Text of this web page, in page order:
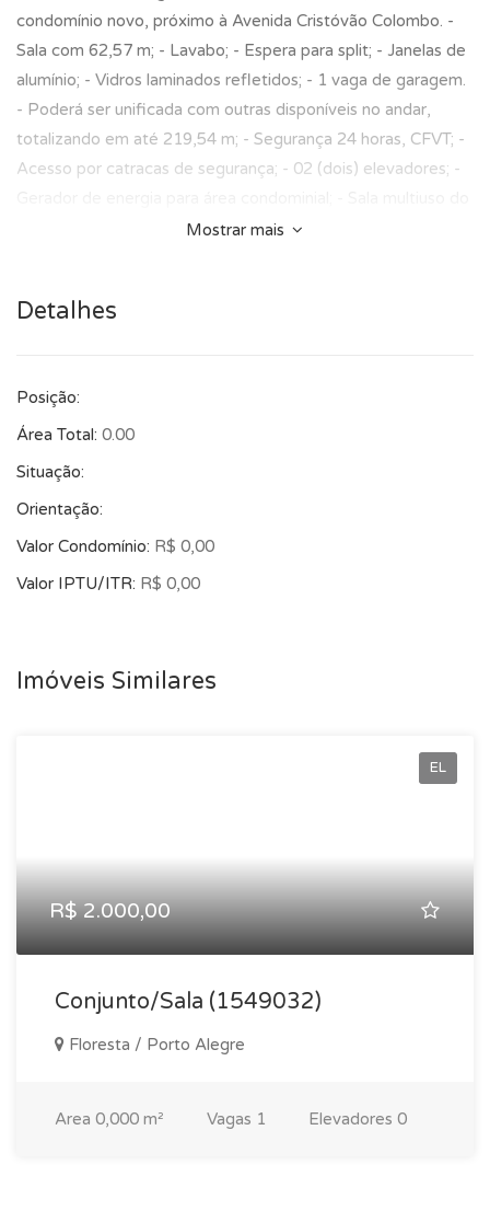
condomínio novo, próximo à Avenida Cristóvão Colombo. -
Sala com 62,57 m; - Lavabo; - Espera para split; - Janelas de
alumínio; - Vidros laminados refletidos; - 1 vaga de garagem.
- Poderá ser unificada com outras disponíveis no andar,
totalizando em até 219,54 m; - Segurança 24 horas, CFVT; -
Acesso por catracas de segurança; - 02 (dois) elevadores; -
condomínio; - Aproveitamento da água da chuva para uso
Mostrar mais
Detalhes
Posição:
Área Total: 0.00
Situação:
Orientação:
Valor Condomínio: R$ 0,00
Valor IPTU/ITR: R$ 0,00
Imóveis Similares
EL
R$ 2.000,00
Conjunto/Sala (1549032)
Floresta / Porto Alegre
Area 0,000 m² Vagas 1 Elevadores 0